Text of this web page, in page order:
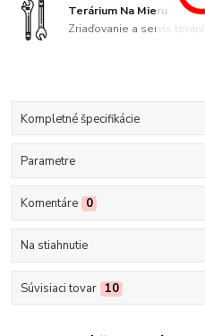
Terárium Na Mieru
Zriaďovanie a servis terárií
Kompletné špecifikácie
Parametre
Komentáre 0
Na stiahnutie
Súvisiaci tovar 10